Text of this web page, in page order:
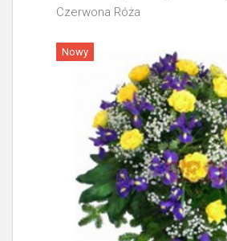
Czerwona Róża
Więcej
Nowy